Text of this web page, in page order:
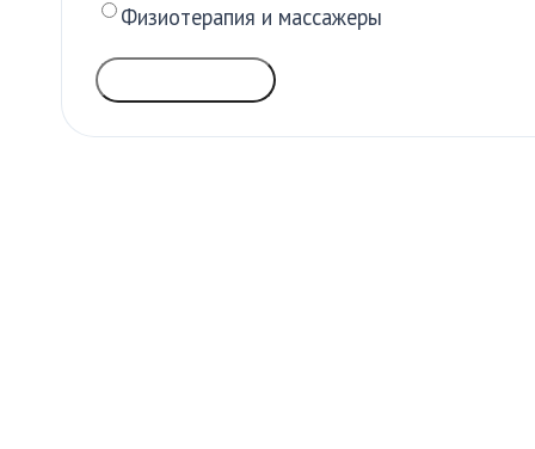
Физиотерапия и массажеры